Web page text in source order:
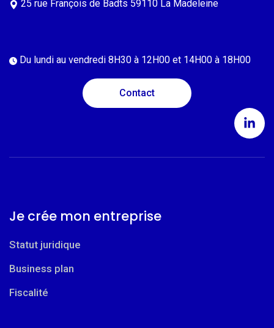
25 rue François de Badts 59110 La Madeleine
Du lundi au vendredi 8H30 à 12H00 et 14H00 à 18H00
Contact
Je crée mon entreprise
Statut juridique
Business plan
Fiscalité